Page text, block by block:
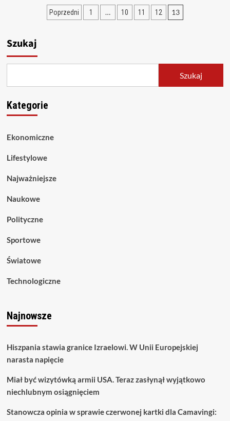
Stronicowanie
Poprzedni 1 … 10 11 12 13
Szukaj
Szukaj
Kategorie
Ekonomiczne
Lifestylowe
Najważniejsze
Naukowe
Polityczne
Sportowe
Światowe
Technologiczne
Najnowsze
Hiszpania stawia granice Izraelowi. W Unii Europejskiej
narasta napięcie
Miał być wizytówką armii USA. Teraz zasłynął wyjątkowo
niechlubnym osiągnięciem
Stanowcza opinia w sprawie czerwonej kartki dla Camavingi: